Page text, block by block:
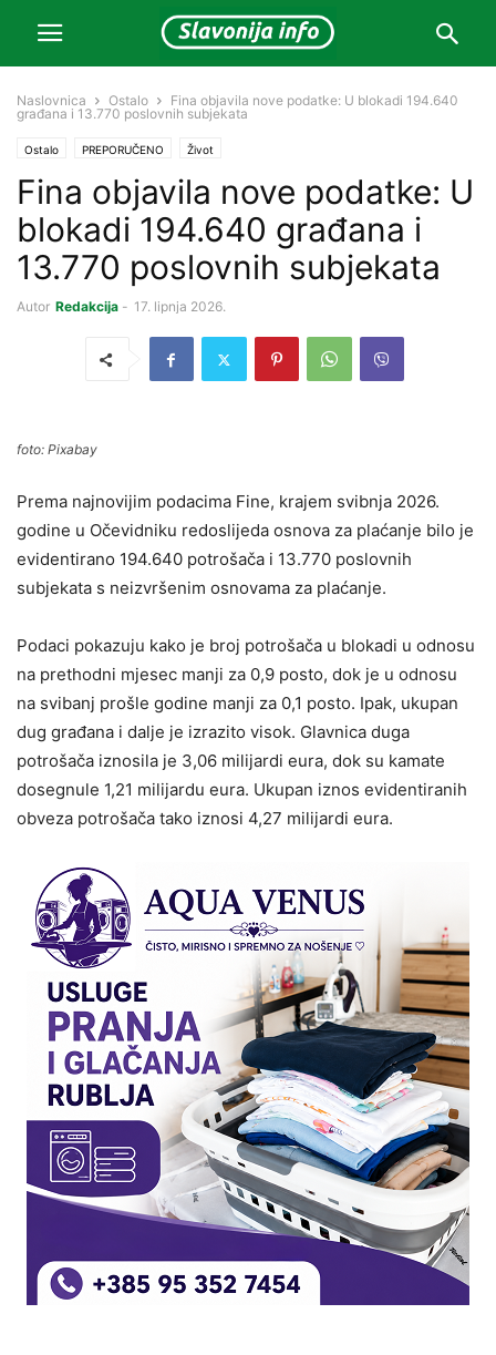
Naslovnica Ostalo
Fina objavila nove podatke: U blokadi 194.640
građana i 13.770 poslovnih subjekata
Ostalo PREPORUČENO Život
Fina objavila nove podatke: U
blokadi 194.640 građana i
13.770 poslovnih subjekata
Autor Redakcija - 17. lipnja 2026.
foto: Pixabay
Prema najnovijim podacima Fine, krajem svibnja 2026.
godine u Očevidniku redoslijeda osnova za plaćanje bilo je
evidentirano 194.640 potrošača i 13.770 poslovnih
subjekata s neizvršenim osnovama za plaćanje.
Podaci pokazuju kako je broj potrošača u blokadi u odnosu
na prethodni mjesec manji za 0,9 posto, dok je u odnosu
na svibanj prošle godine manji za 0,1 posto. Ipak, ukupan
dug građana i dalje je izrazito visok. Glavnica duga
potrošača iznosila je 3,06 milijardi eura, dok su kamate
dosegnule 1,21 milijardu eura. Ukupan iznos evidentiranih
obveza potrošača tako iznosi 4,27 milijardi eura.